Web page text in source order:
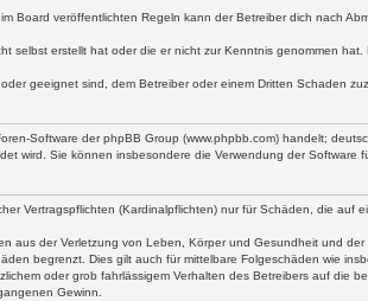
veröffentlichten Regeln kann der Betreiber dich nach
erstellt hat oder die er nicht zur Kenntnis genommen
geeignet sind, dem Betreiber oder einem Dritten Schaden
Software der phpBB Group (www.phpbb.com) handelt;
wird. Sie können insbesondere die Verwendung der Software
Vertragspflichten (Kardinalpflichten) nur für Schäden, die auf
der Verletzung von Leben, Körper und Gesundheit und
begrenzt. Dies gilt auch für mittelbare Folgeschäden wie
oder grob fahrlässigem Verhalten des Betreibers auf die
Gewinn.